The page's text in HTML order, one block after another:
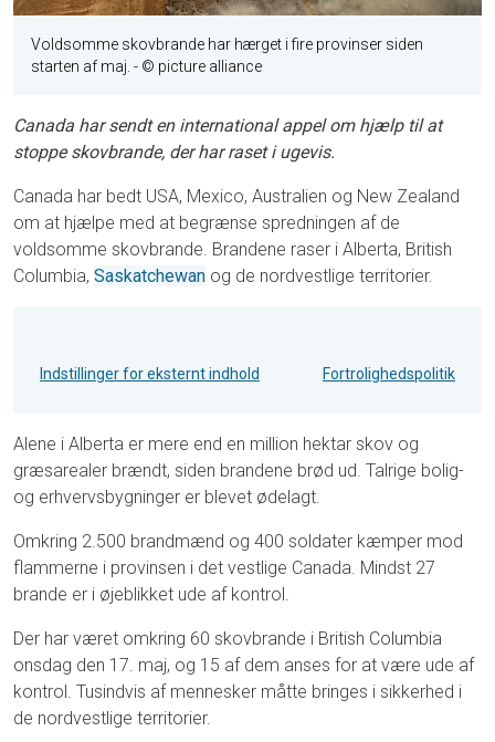
Voldsomme skovbrande har hærget i fire provinser siden
starten af maj. - © picture alliance
Canada har sendt en international appel om hjælp til at
stoppe skovbrande, der har raset i ugevis.
Canada har bedt USA, Mexico, Australien og New Zealand
om at hjælpe med at begrænse spredningen af de
voldsomme skovbrande. Brandene raser i Alberta, British
Columbia, Saskatchewan og de nordvestlige territorier.
Indstillinger for eksternt indhold Fortrolighedspolitik
Alene i Alberta er mere end en million hektar skov og
græsarealer brændt, siden brandene brød ud. Talrige bolig-
og erhvervsbygninger er blevet ødelagt.
Omkring 2.500 brandmænd og 400 soldater kæmper mod
flammerne i provinsen i det vestlige Canada. Mindst 27
brande er i øjeblikket ude af kontrol.
Der har været omkring 60 skovbrande i British Columbia
onsdag den 17. maj, og 15 af dem anses for at være ude af
kontrol. Tusindvis af mennesker måtte bringes i sikkerhed i
de nordvestlige territorier.